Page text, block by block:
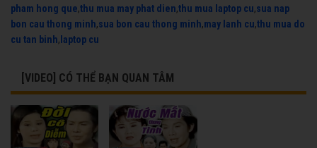
pham hong que,thu mua may phat dien,thu mua laptop cu,sua nap
bon cau thong minh,sua bon cau thong minh,may lanh cu,thu mua do
cu tan binh, laptop cu
[VIDEO] CÓ THỂ BẠN QUAN TÂM